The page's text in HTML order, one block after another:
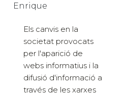
Enrique
Els canvis en la
societat provocats
per l'aparició de
webs informatius i la
difusió d'informació a
través de les xarxes